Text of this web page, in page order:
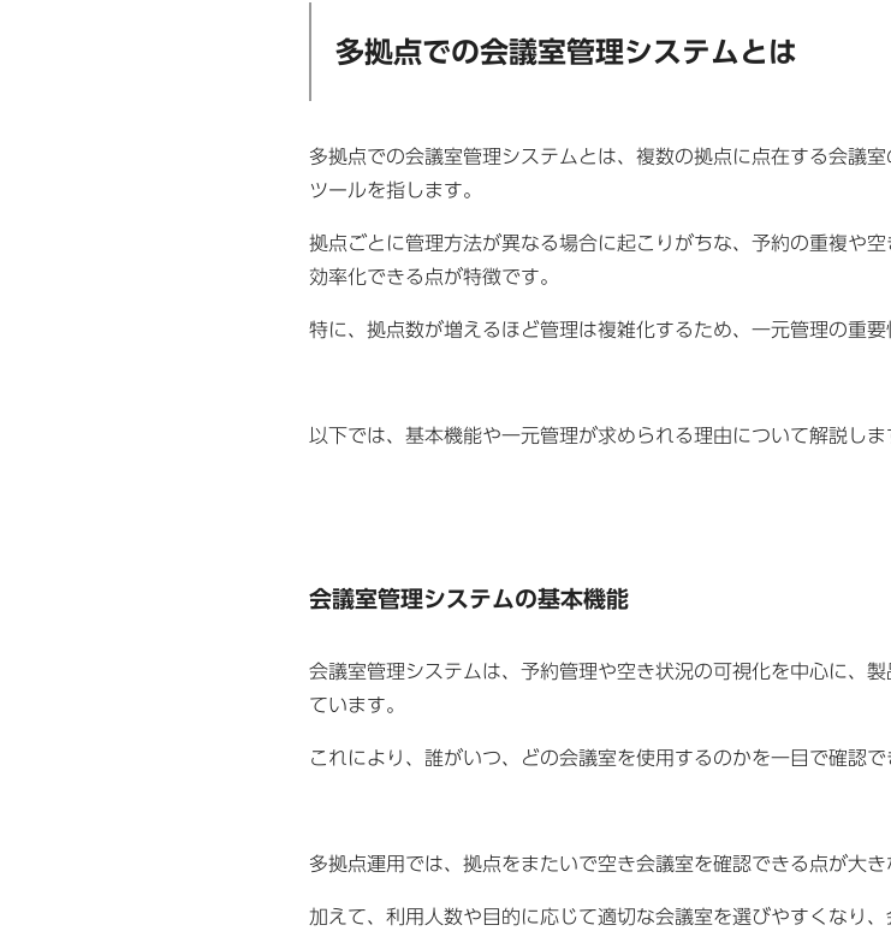
多拠点での会議室管理システムとは
多拠点での会議室管理システムとは、複数の拠点に点在する会議
ツールを指します。
拠点ごとに管理方法が異なる場合に起こりがちな、予約の重複や
効率化できる点が特徴です。
特に、拠点数が増えるほど管理は複雑化するため、一元管理の重要
以下では、基本機能や一元管理が求められる理由について解説しま
会議室管理システムの基本機能
会議室管理システムは、予約管理や空き状況の可視化を中心に、
ています。
これにより、誰がいつ、どの会議室を使用するのかを一目で確認
多拠点運用では、拠点をまたいで空き会議室を確認できる点が大き
加えて、利用人数や目的に応じて適切な会議室を選びやすくなり